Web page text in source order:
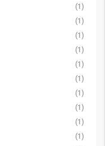
(1)
(1)
(1)
(1)
(1)
(1)
(1)
(1)
(1)
(1)